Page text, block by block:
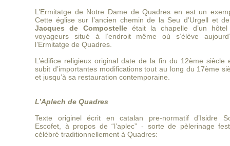
L’Ermitatge de Notre Dame de Quadres en est un
Cette église sur l’ancien chemin de la Seu d’Urgell et
Jacques de Compostelleétait la chapelle d’un hôtel
voyageurs situé à l’endroit même où s’élève
l’Ermitatge de Quadres.
L’édifice religieux original date de la fin du 12ème siècle
subit d’importantes modifications tout au long du 17ème
et jusqu’à sa restauration contemporaine.
L’Aplech de Quadres
Texte originel écrit en catalan pre-normatif d’Isidre
Escofet, à propos de “l’aplec” - sorte de pèlerinage
célébré traditionnellement à Quadres: